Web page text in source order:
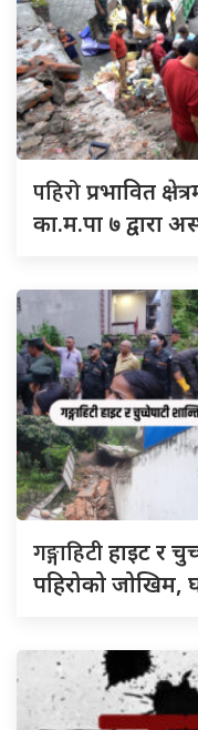
पहिरोप्रभावित
का.म.पा ७ द्वारा
गङ्गाहिटीहाइट र
पहिरोको जोखिम,